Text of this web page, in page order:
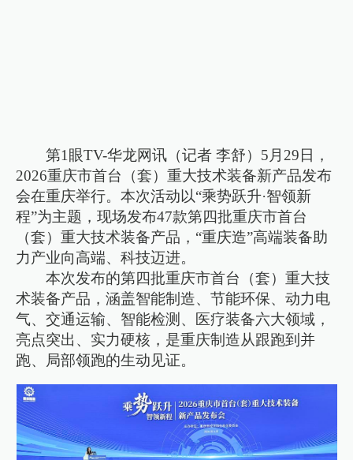
第1眼TV-华龙网讯（记者 李舒）5月29日，
2026重庆市首台（套）重大技术装备新产品发布
会在重庆举行。本次活动以“乘势跃升·智领新
程”为主题，现场发布47款第四批重庆市首台
（套）重大技术装备产品，“重庆造”高端装备助
力产业向高端、科技迈进。
本次发布的第四批重庆市首台（套）重大技
术装备产品，涵盖智能制造、节能环保、动力电
气、交通运输、智能检测、医疗装备六大领域，
亮点突出、实力硬核，是重庆制造从跟跑到并
跑、局部领跑的生动见证。